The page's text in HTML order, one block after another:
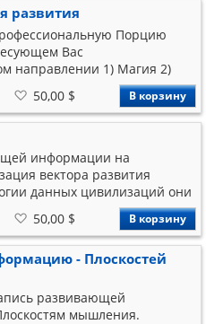
развития
Порцию
Вас
направлении 1) Магия 2)
4) менеджмент 5)
(компьютеры) 7) Техника
порция
навыков через системы,
В
список
желаний
50,00 $ В корзину
информации на
вектора развития
данных цивилизаций они
просканировать организм
развивающей
усвоится в течение
количеству
который человек может
нескольких лет активных
сознания.
В
список
желаний
50,00 $ В корзину
- Плоскостей
развивающей
мышления.